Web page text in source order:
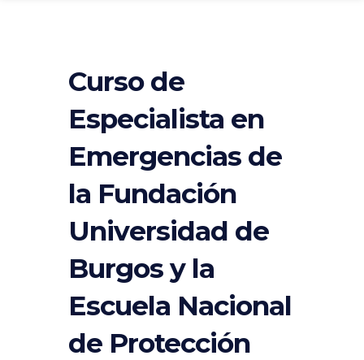
Curso de
Especialista en
Emergencias de
la Fundación
Universidad de
Burgos y la
Escuela Nacional
de Protección